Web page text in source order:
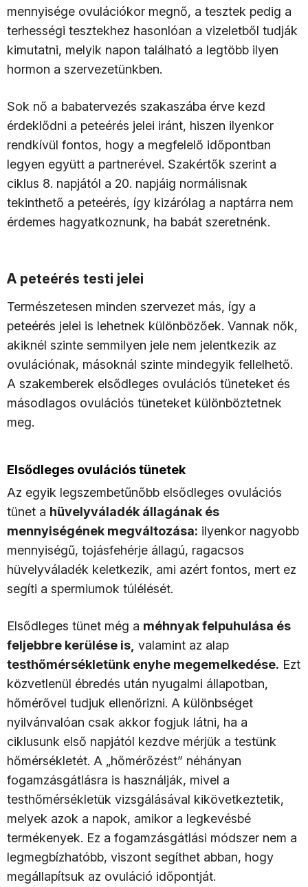
mennyisége ovulációkor megnő, a tesztek pedig a
terhességi tesztekhez hasonlóan a vizeletből tudják
kimutatni, melyik napon található a legtöbb ilyen
hormon a szervezetünkben.
Sok nő a babatervezés szakaszába érve kezd
érdeklődni a peteérés jelei iránt, hiszen ilyenkor
rendkívül fontos, hogy a megfelelő időpontban
legyen együtt a partnerével. Szakértők szerint a
ciklus 8. napjától a 20. napjáig normálisnak
tekinthető a peteérés, így kizárólag a naptárra nem
érdemes hagyatkoznunk, ha babát szeretnénk.
A peteérés testi jelei
Természetesen minden szervezet más, így a
peteérés jelei is lehetnek különbözőek. Vannak nők,
akiknél szinte semmilyen jele nem jelentkezik az
ovulációnak, másoknál szinte mindegyik fellelhető.
A szakemberek elsődleges ovulációs tüneteket és
másodlagos ovulációs tüneteket különböztetnek
meg.
Elsődleges ovulációs tünetek
Az egyik legszembetűnőbb elsődleges ovulációs
tünet a hüvelyváladék állagának és
mennyiségének megváltozása: ilyenkor nagyobb
mennyiségű, tojásfehérje állagú, ragacsos
hüvelyváladék keletkezik, ami azért fontos, mert ez
segíti a spermiumok túlélését.
Elsődleges tünet még a méhnyak felpuhulása és
feljebbre kerülése is, valamint az alap
testhőmérsékletünk enyhe megemelkedése. Ezt
közvetlenül ébredés után nyugalmi állapotban,
hőmérővel tudjuk ellenőrizni. A különbséget
nyilvánvalóan csak akkor fogjuk látni, ha a
ciklusunk első napjától kezdve mérjük a testünk
hőmérsékletét. A „hőmérőzést” néhányan
fogamzásgátlásra is használják, mivel a
testhőmérsékletük vizsgálásával kikövetkeztetik,
melyek azok a napok, amikor a legkevésbé
termékenyek. Ez a fogamzásgátlási módszer nem a
legmegbízhatóbb, viszont segíthet abban, hogy
megállapítsuk az ovuláció időpontját.